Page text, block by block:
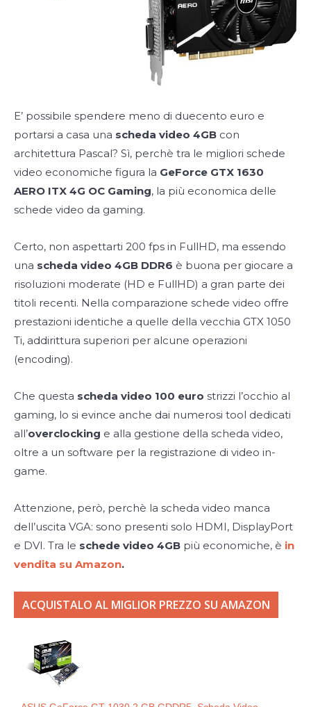
E’ possibile spendere meno di duecento euro e
portarsi a casa una scheda video 4GB con
architettura Pascal? Sì, perchè tra le migliori schede
video economiche figura la GeForce GTX 1630
AERO ITX 4G OC Gaming, la più economica delle
schede video da gaming.
Certo, non aspettarti 200 fps in FullHD, ma essendo
una scheda video 4GB DDR6 è buona per giocare a
risoluzioni moderate (HD e FullHD) a gran parte dei
titoli recenti. Nella comparazione schede video offre
prestazioni identiche a quelle della vecchia GTX 1050
Ti, addirittura superiori per alcune operazioni
(encoding).
Che questa scheda video 100 euro strizzi l’occhio al
gaming, lo si evince anche dai numerosi tool dedicati
all’overclocking e alla gestione della scheda video,
oltre a un software per la registrazione di video in-
game.
Attenzione, però, perchè la scheda video manca
dell’uscita VGA: sono presenti solo HDMI, DisplayPort
e DVI. Tra le schede video 4GB più economiche, è in
vendita su Amazon.
ACQUISTALO AL MIGLIOR PREZZO SU AMAZON